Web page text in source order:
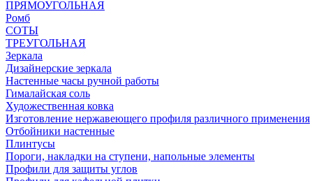
ПРЯМОУГОЛЬНАЯ
Ромб
СОТЫ
ТРЕУГОЛЬНАЯ
Зеркала
Дизайнерские зеркала
Настенные часы ручной работы
Гималайская соль
Художественная ковка
Изготовление нержавеющего профиля различного применения
Отбойники настенные
Плинтусы
Пороги, накладки на ступени, напольные элементы
Профили для защиты углов